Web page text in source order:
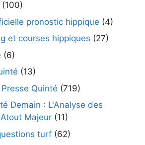
(100)
pronostic hippique (4)
et courses hippiques (27)
(6)
(13)
Quinté (719)
Demain : L'Analyse des
Majeur (11)
turf (62)